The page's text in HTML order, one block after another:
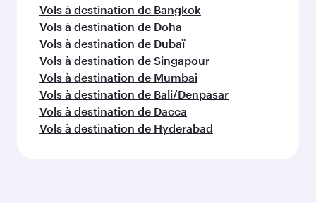
Vols à destination de Bangkok
Vols à destination de Doha
Vols à destination de Dubaï
Vols à destination de Singapour
Vols à destination de Mumbai
Vols à destination de Bali/Denpasar
Vols à destination de Dacca
Vols à destination de Hyderabad